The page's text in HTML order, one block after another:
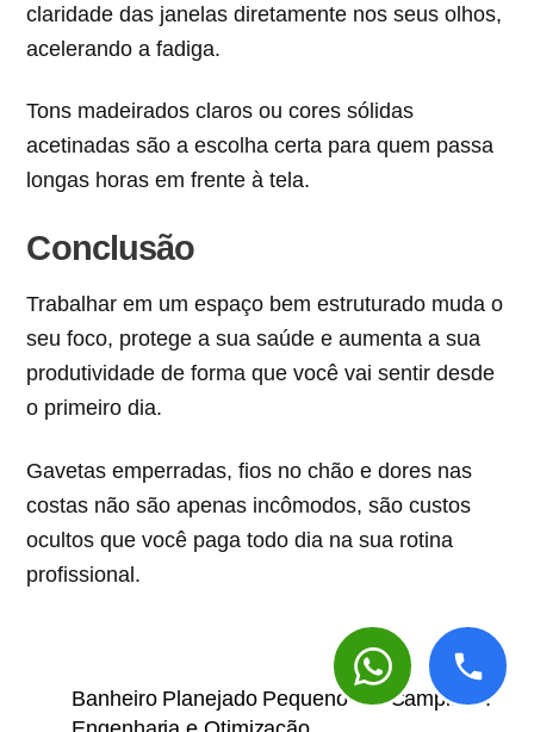
claridade das janelas diretamente nos seus olhos,
acelerando a fadiga.
Tons madeirados claros ou cores sólidas
acetinadas são a escolha certa para quem passa
longas horas em frente à tela.
Conclusão
Trabalhar em um espaço bem estruturado muda o
seu foco, protege a sua saúde e aumenta a sua
produtividade de forma que você vai sentir desde
o primeiro dia.
Gavetas emperradas, fios no chão e dores nas
costas não são apenas incômodos, são custos
ocultos que você paga todo dia na sua rotina
profissional.
Banheiro Planejado Pequeno em Campinas: